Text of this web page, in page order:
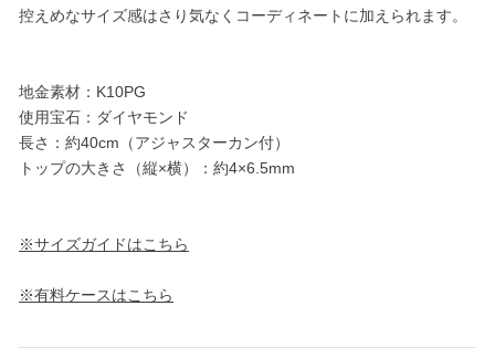
控えめなサイズ感はさり気なくコーディネートに加えられます。
地金素材：K10PG
使用宝石：ダイヤモンド
長さ：約40cm（アジャスターカン付）
トップの大きさ（縦×横）：約4×6.5mm
※サイズガイドはこちら
※有料ケースはこちら